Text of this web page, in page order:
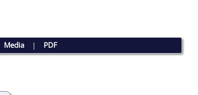
Media | PDF